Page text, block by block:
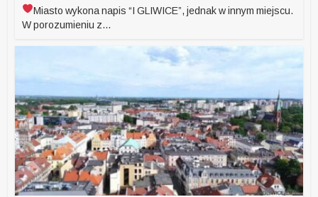
Miasto wykona napis “IGLIWICE”, jednak w innym miejscu.
W porozumieniu z...